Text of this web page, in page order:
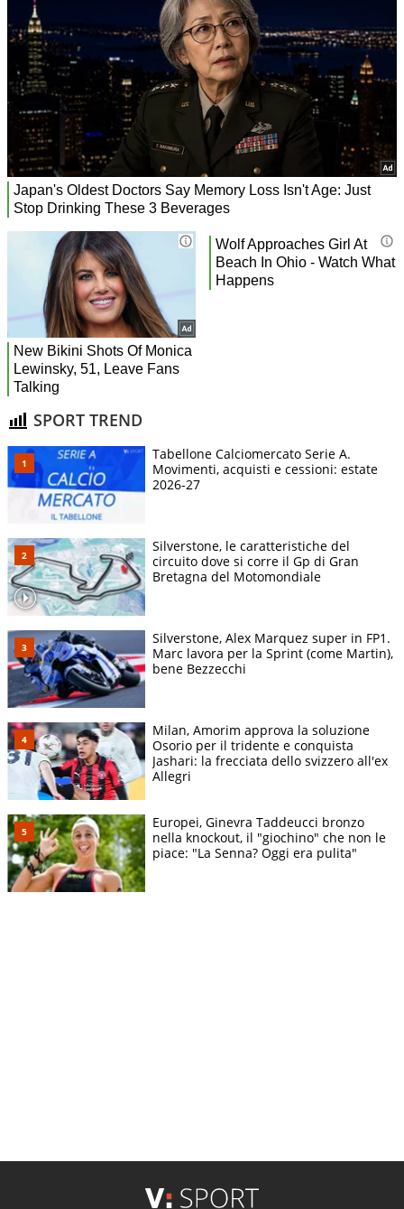
SPORT TREND
Tabellone Calciomercato Serie A.
Movimenti, acquisti e cessioni: estate
2026-27
Silverstone, le caratteristiche del
circuito dove si corre il Gp di Gran
Bretagna del Motomondiale
Silverstone, Alex Marquez super in FP1.
Marc lavora per la Sprint (come Martin),
bene Bezzecchi
Milan, Amorim approva la soluzione
Osorio per il tridente e conquista
Jashari: la frecciata dello svizzero all'ex
Allegri
Europei, Ginevra Taddeucci bronzo
nella knockout, il "giochino" che non le
piace: "La Senna? Oggi era pulita"